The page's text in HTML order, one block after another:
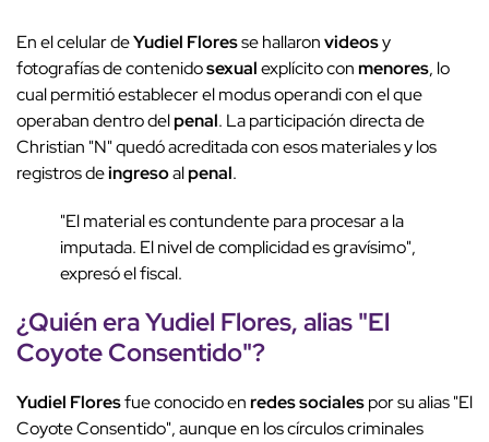
En el celular deYudiel Floresse hallaronvideosy
fotografías de contenidosexualexplícito conmenores, lo
cual permitió establecer el modus operandi con el que
operaban dentro delpenal. La participación directa de
Christian "N" quedó acreditada con esos materiales y los
registros deingresoalpenal.
"El material es contundente para procesar a la
imputada. El nivel de complicidad es gravísimo",
expresó el fiscal.
¿Quién eraYudiel Flores, alias "El
Coyote Consentido"?
Yudiel Floresfue conocido enredessocialespor su alias "El
Coyote Consentido", aunque en los círculos criminales